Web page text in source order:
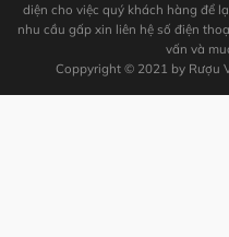
diện cho việc quý khách hàng để
nhu cầu gấp xin liên hệ số điện
vấn và
Coppyright © 2021 by Rượu